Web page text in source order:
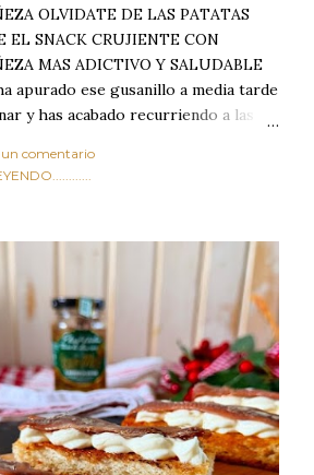
OLVIDATE DE LAS PATATAS
EL SNACK CRUJIENTE CON
MAS ADICTIVO Y SALUDABLE
apurado ese gusanillo a media tarde
y has acabado recurriendo a las
frutos secos fritos o snacks
de grasas saturadas y sodio?
tostado y crujiente que tanto nos
crujientes al horno van a cambiar
de ver las legumbres. Olvídate de
a los guisos tradicionales y
Con esta receta simple pero
un ingrediente tan
de La Bañeza en un snack ligero,
y 100% natural. Es el
los frutos se...
comentario